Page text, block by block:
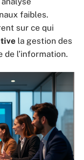
faibles.
sur ce qui
la gestion des
l’information.